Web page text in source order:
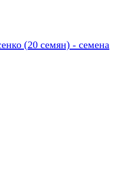
(20 семян) - семена